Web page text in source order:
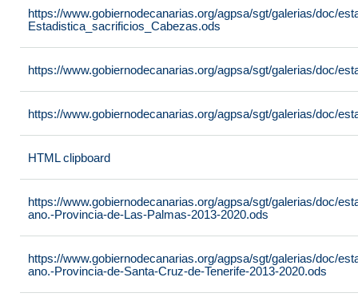
https://www.gobiernodecanarias.org/agpsa/sgt/galerias/doc/
Estadistica_sacrificios_Cabezas.ods
https://www.gobiernodecanarias.org/agpsa/sgt/galerias/doc/
https://www.gobiernodecanarias.org/agpsa/sgt/galerias/doc/
HTML clipboard
https://www.gobiernodecanarias.org/agpsa/sgt/galerias/doc/
ano.-Provincia-de-Las-Palmas-2013-2020.ods
https://www.gobiernodecanarias.org/agpsa/sgt/galerias/doc/
ano.-Provincia-de-Santa-Cruz-de-Tenerife-2013-2020.ods